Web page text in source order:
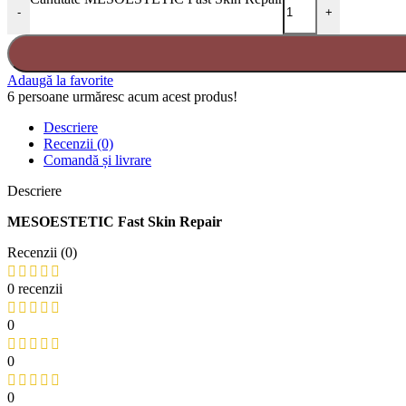
- +
Adaugă la favorite
6 persoane urmăresc acum acest produs!
Descriere
Recenzii (0)
Comandă și livrare
Descriere
MESOESTETIC Fast Skin Repair
Recenzii (0)
0 recenzii
0
0
0